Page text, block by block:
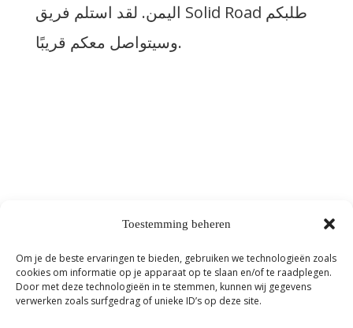
Toestemming beheren
Om je de beste ervaringen te bieden, gebruiken we technologieën zoals
cookies om informatie op je apparaat op te slaan en/of te raadplegen.
Door met deze technologieën in te stemmen, kunnen wij gegevens
verwerken zoals surfgedrag of unieke ID’s op deze site.
اليمن. لقد استلم فريق Solid Road طلبكم
وسيتواصل معكم قريبًا.